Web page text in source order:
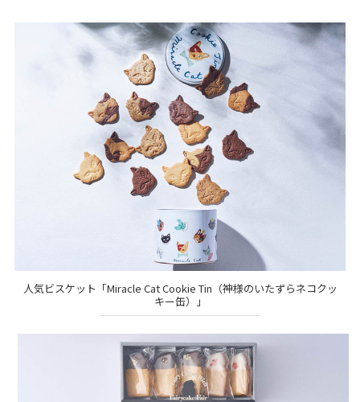
人気ビスケット「Miracle Cat Cookie Tin（神様のいたずらネコクッ
キー缶）」